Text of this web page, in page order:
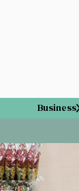
Business